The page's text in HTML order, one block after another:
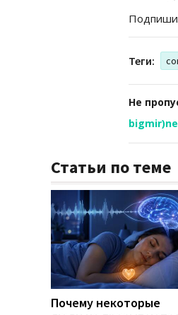
Теги:
Не
Статьи по теме
Почему некоторые